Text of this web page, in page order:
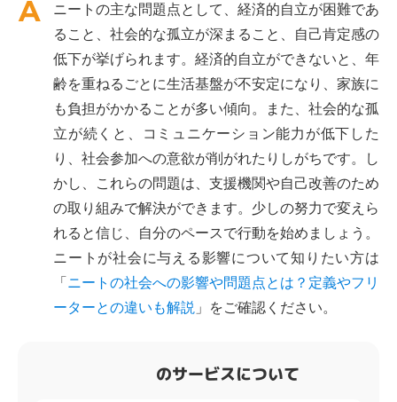
ニートの主な問題点として、経済的自立が困難であ
ること、社会的な孤立が深まること、自己肯定感の
低下が挙げられます。経済的自立ができないと、年
齢を重ねるごとに生活基盤が不安定になり、家族に
も負担がかかることが多い傾向。また、社会的な孤
立が続くと、コミュニケーション能力が低下した
り、社会参加への意欲が削がれたりしがちです。し
かし、これらの問題は、支援機関や自己改善のため
の取り組みで解決ができます。少しの努力で変えら
れると信じ、自分のペースで行動を始めましょう。
ニートが社会に与える影響について知りたい方は
「ニートの社会への影響や問題点とは？定義やフリ
ーターとの違いも解説 」をご確認ください。
のサービスについて